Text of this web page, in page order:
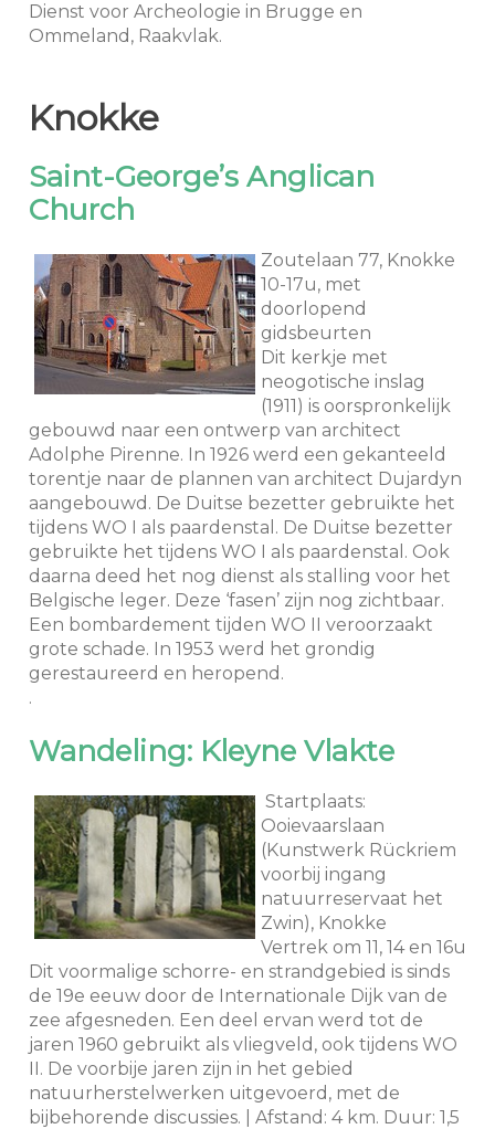
Dienst voor Archeologie in Brugge en
Ommeland, Raakvlak.
Knokke
Saint-George’s Anglican
Church
Zoutelaan 77, Knokke
10-17u, met
doorlopend
gidsbeurten
Dit kerkje met
neogotische inslag
(1911) is oorspronkelijk
gebouwd naar een ontwerp van architect
Adolphe Pirenne. In 1926 werd een gekanteeld
torentje naar de plannen van architect Dujardyn
aangebouwd. De Duitse bezetter gebruikte het
tijdens WO I als paardenstal. De Duitse bezetter
gebruikte het tijdens WO I als paardenstal. Ook
daarna deed het nog dienst als stalling voor het
Belgische leger. Deze ‘fasen’ zijn nog zichtbaar.
Een bombardement tijden WO II veroorzaakt
grote schade. In 1953 werd het grondig
gerestaureerd en heropend.
.
Wandeling: Kleyne Vlakte
Startplaats:
Ooievaarslaan
(Kunstwerk Rückriem
voorbij ingang
natuurreservaat het
Zwin), Knokke
Vertrek om 11, 14 en 16u
Dit voormalige schorre- en strandgebied is sinds
de 19e eeuw door de Internationale Dijk van de
zee afgesneden. Een deel ervan werd tot de
jaren 1960 gebruikt als vliegveld, ook tijdens WO
II. De voorbije jaren zijn in het gebied
natuurherstelwerken uitgevoerd, met de
bijbehorende discussies. | Afstand: 4 km. Duur: 1,5